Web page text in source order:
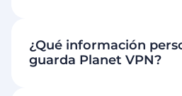
¿Qué información
guarda Planet VPN?